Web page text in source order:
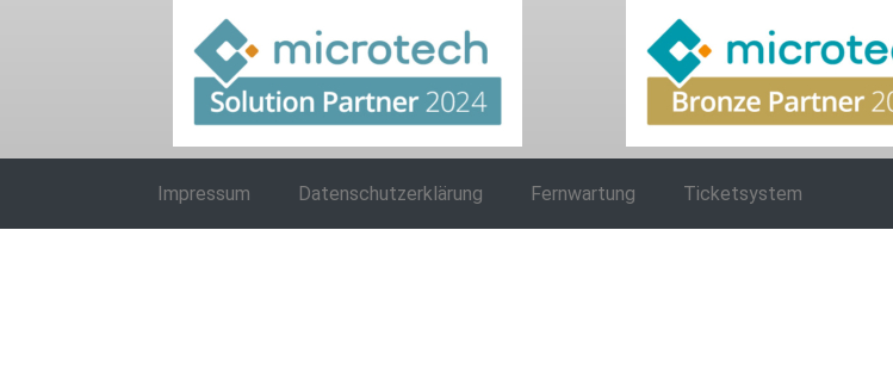
Impressum Datenschutzerklärung Fernwartung Ticketsystem